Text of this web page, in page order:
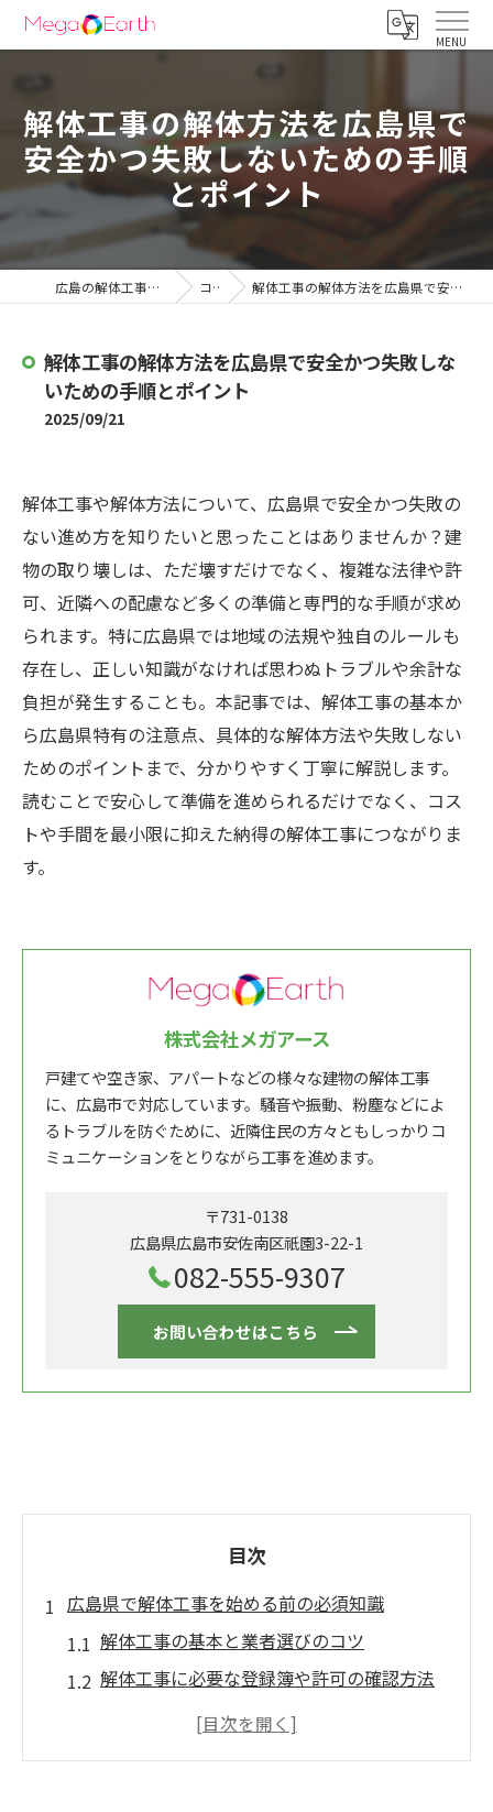
解体工事の解体方法を広島県で
安全かつ失敗しないための手順
とポイント
広島の解体工事は株式会社メガアース コラム 解体工事の解体方法を広島県で安全かつ失敗しないための手順とポイント
解体工事の解体方法を広島県で安全かつ失敗しな
いための手順とポイント
2025/09/21
解体工事や解体方法について、広島県で安全かつ失敗の
ない進め方を知りたいと思ったことはありませんか？建
物の取り壊しは、ただ壊すだけでなく、複雑な法律や許
可、近隣への配慮など多くの準備と専門的な手順が求め
られます。特に広島県では地域の法規や独自のルールも
存在し、正しい知識がなければ思わぬトラブルや余計な
負担が発生することも。本記事では、解体工事の基本か
ら広島県特有の注意点、具体的な解体方法や失敗しない
ためのポイントまで、分かりやすく丁寧に解説します。
読むことで安心して準備を進められるだけでなく、コス
トや手間を最小限に抑えた納得の解体工事につながりま
す。
株式会社メガアース
戸建てや空き家、アパートなどの様々な建物の解体工事
に、広島市で対応しています。騒音や振動、粉塵などによ
るトラブルを防ぐために、近隣住民の方々ともしっかりコ
ミュニケーションをとりながら工事を進めます。
〒731-0138
広島県広島市安佐南区祇園3-22-1
082-555-9307
お問い合わせはこちら
目次
広島県で解体工事を始める前の必須知識
解体工事の基本と業者選びのコツ
解体工事に必要な登録簿や許可の確認方法
解体工事前に知っておきたい費用相場のポ